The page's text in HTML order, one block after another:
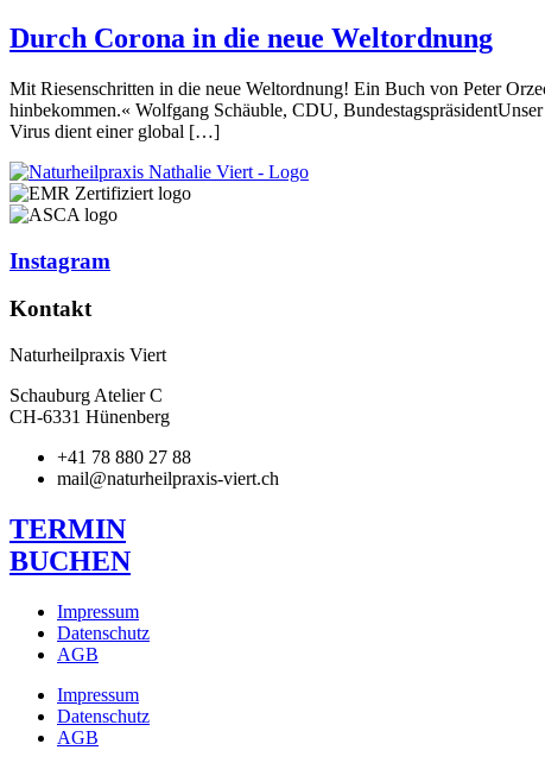
Durch Corona in die neue Weltordnung
Mit Riesenschritten in die neue Weltordnung! Ein Buch von Peter
hinbekommen.« Wolfgang Schäuble, CDU,
Virus dient einer global […]
Instagram
Kontakt
Naturheilpraxis Viert
Schauburg Atelier C
CH-6331 Hünenberg
+41 78 880 27 88
mail@naturheilpraxis-viert.ch
TERMIN
BUCHEN
Impressum
Datenschutz
AGB
Impressum
Datenschutz
AGB